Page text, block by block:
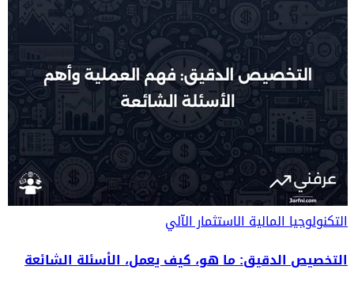
التكنولوجيا الماليةالاستثمار الآلي
التخصيص الدقيق: ما هو، كيف يعمل، الأسئلة الشائعة